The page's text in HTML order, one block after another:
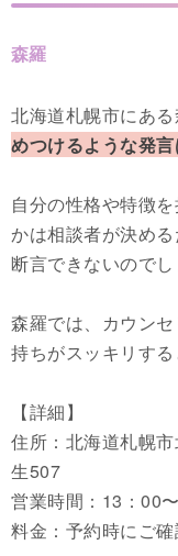
森羅
北海道札幌市にある
めつけるような発言
自分の性格や特徴
かは相談者が決め
断言できないのでし
森羅では、カウン
持ちがスッキリする
【詳細】
住所：北海道札幌
生507
営業時間：13：00
料金：予約時にご確